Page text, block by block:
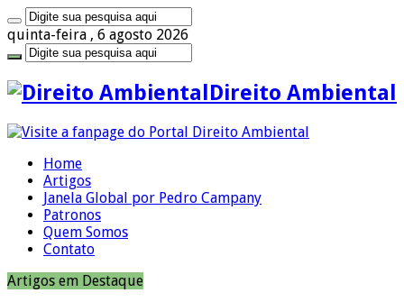
quinta-feira , 6 agosto 2026
Direito Ambiental
Home
Artigos
Janela Global por Pedro Campany
Patronos
Quem Somos
Contato
Artigos em Destaque